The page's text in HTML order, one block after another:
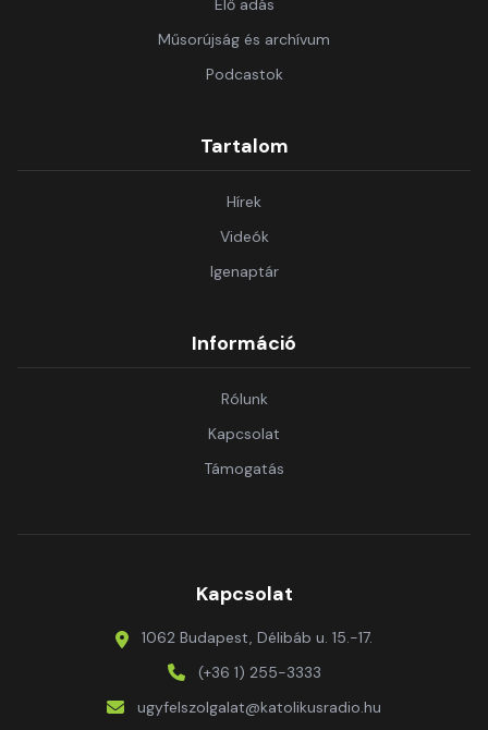
Élő adás
Műsorújság és archívum
Podcastok
Tartalom
Hírek
Videók
Igenaptár
Információ
Rólunk
Kapcsolat
Támogatás
Kapcsolat
1062 Budapest, Délibáb u. 15.-17.
(+36 1) 255-3333
ugyfelszolgalat@katolikusradio.hu